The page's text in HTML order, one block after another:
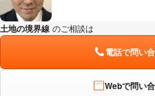
土地の境界線 のご相談は
電話で問い
Webで問い